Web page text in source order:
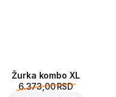
Žurka kombo XL
6.373,00 RSD